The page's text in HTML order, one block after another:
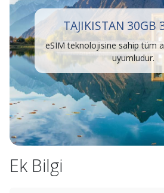
TAJIKISTAN 30GB
eSIM teknolojisine sahip tüm
uyumludur.
Ek Bilgi